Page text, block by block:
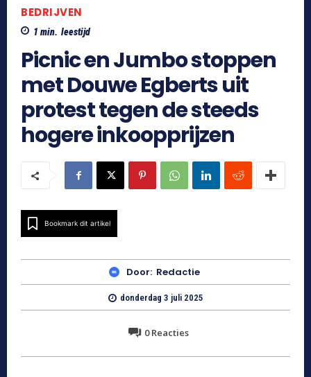
BEDRIJVEN
1 min. leestijd
Picnic en Jumbo stoppen
met Douwe Egberts uit
protest tegen de steeds
hogere inkoopprijzen
Bookmark dit artikel
Door: Redactie
donderdag 3 juli 2025
0Reacties